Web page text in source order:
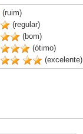
(ruim)
(regular)
(bom)
(ótimo)
(excelente)